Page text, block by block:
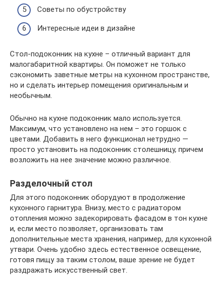
Советы по обустройству
Интересные идеи в дизайне
Стол-подоконник на кухне – отличный вариант для
малогабаритной квартиры. Он поможет не только
сэкономить заветные метры на кухонном пространстве,
но и сделать интерьер помещения оригинальным и
необычным.
Обычно на кухне подоконник мало используется.
Максимум, что установлено на нем – это горшок с
цветами. Добавить в него функционал нетрудно —
просто установить на подоконник столешницу, причем
возложить на нее значение можно различное.
Разделочный стол
Для этого подоконник оборудуют в продолжение
кухонного гарнитура. Внизу, место с радиатором
отопления можно задекорировать фасадом в тон кухне
и, если место позволяет, организовать там
дополнительные места хранения, например, для кухонной
утвари. Очень удобно здесь естественное освещение,
готовя пищу за таким столом, ваше зрение не будет
раздражать искусственный свет.